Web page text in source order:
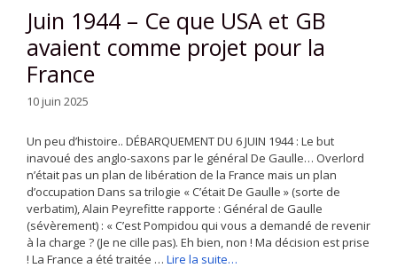
Juin 1944 – Ce que USA et GB
avaient comme projet pour la
France
10 juin 2025
Un peu d’histoire.. DÉBARQUEMENT DU 6 JUIN 1944 : Le but
inavoué des anglo-saxons par le général De Gaulle… Overlord
n’était pas un plan de libération de la France mais un plan
d’occupation Dans sa trilogie « C’était De Gaulle » (sorte de
verbatim), Alain Peyrefitte rapporte : Général de Gaulle
(sévèrement) : « C’est Pompidou qui vous a demandé de revenir
à la charge ? (Je ne cille pas). Eh bien, non ! Ma décision est prise
! La France a été traitée … Lire la suite…